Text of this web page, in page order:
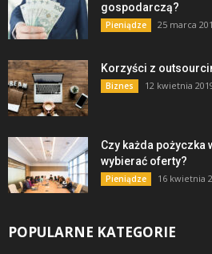
gospodarczą?
Pieniądze 25 marca
Korzyści z
Biznes 12 kwietnia
Czy każda pożyczka
wybierać oferty?
Pieniądze 16 kwietnia
POPULARNE KATEGORIE